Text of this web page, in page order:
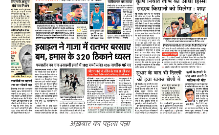
अख़बार का पहला पन्ना